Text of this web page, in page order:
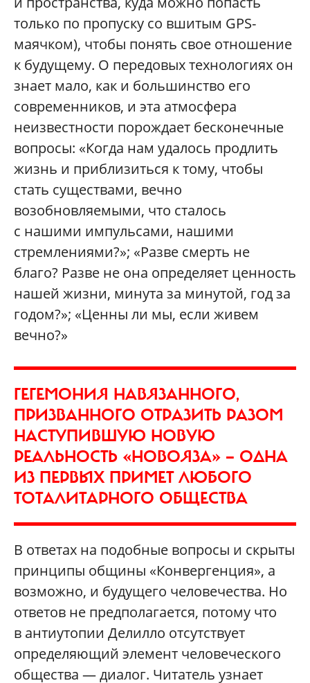
только по пропуску со вшитым GPS-
маячком), чтобы понять свое отношение
к будущему. О передовых технологиях он
знает мало, как и большинство его
современников, и эта атмосфера
неизвестности порождает бесконечные
вопросы: «Когда нам удалось продлить
жизнь и приблизиться к тому, чтобы
стать существами, вечно
возобновляемыми, что сталось
с нашими импульсами, нашими
стремлениями?»; «Разве смерть не
благо? Разве не она определяет ценность
нашей жизни, минута за минутой, год за
годом?»; «Ценны ли мы, если живем
вечно?»
ГЕГЕМОНИЯ НАВЯЗАННОГО,
ПРИЗВАННОГО ОТРАЗИТЬ РАЗОМ
НАСТУПИВШУЮ НОВУЮ
РЕАЛЬНОСТЬ «НОВОЯЗА» — ОДНА
ИЗ ПЕРВЫХ ПРИМЕТ ЛЮБОГО
ТОТАЛИТАРНОГО ОБЩЕСТВА
В ответах на подобные вопросы и скрыты
принципы общины «Конвергенция», а
возможно, и будущего человечества. Но
ответов не предполагается, потому что
в антиутопии Делилло отсутствует
определяющий элемент человеческого
общества — диалог. Читатель узнает